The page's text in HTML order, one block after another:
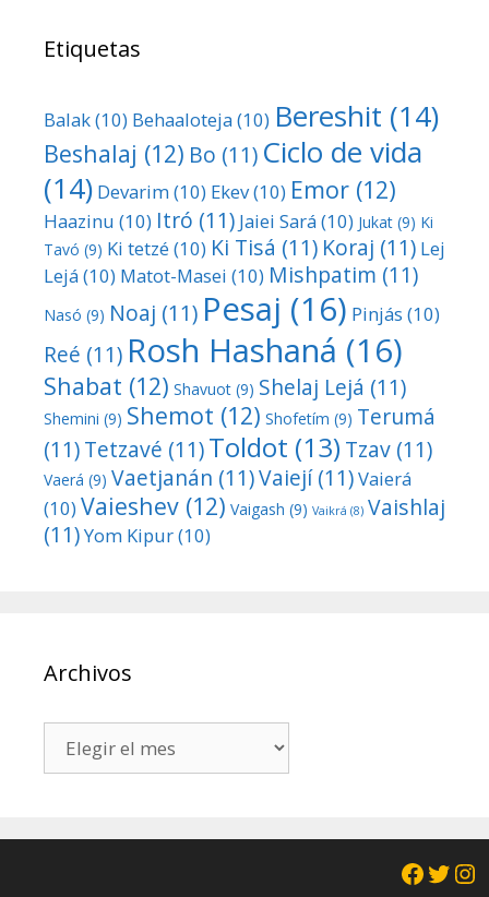
Etiquetas
Balak(10) Behaaloteja(10) Bereshit (14)
Beshalaj (12) Bo (11) Ciclo de vida
(14) Devarim(10) Ekev(10) Emor (12)
Haazinu (10) Itró (11) Jaiei Sará(10) Jukat (9) Ki
Tavó (9) Ki tetzé(10) Ki Tisá (11) Koraj (11) Lej
Lejá(10) Matot-Masei (10) Mishpatim (11)
Nasó (9) Noaj (11) Pesaj (16) Pinjás (10)
Reé (11) Rosh Hashaná (16)
Shabat (12) Shavuot (9) Shelaj Lejá (11)
Shemini (9) Shemot (12) Shofetím (9) Terumá
(11)Tetzavé (11)Toldot (13) Tzav (11)
Vaerá (9) Vaetjanán (11)Vaiejí(11)Vaierá
(10) Vaieshev (12) Vaigash (9) Vaikrá (8) Vaishlaj
(11)Yom Kipur(10)
Archivos